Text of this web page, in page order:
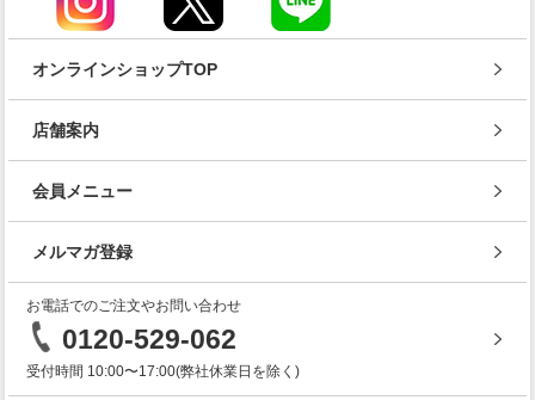
オンラインショップTOP
店舗案内
会員メニュー
メルマガ登録
お電話でのご注文やお問い合わせ
0120-529-062
受付時間 10:00〜17:00(弊社休業日を除く)